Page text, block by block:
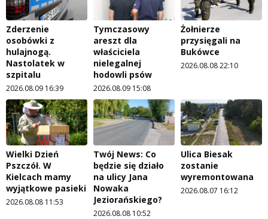
Zderzenie
osobówki z
hulajnogą.
Nastolatek w
szpitalu
2026.08.09 16:39
Tymczasowy
areszt dla
właściciela
nielegalnej
hodowli psów
2026.08.09 15:08
Żołnierze
przysięgali na
Bukówce
2026.08.08 22:10
Wielki Dzień
Pszczół. W
Kielcach mamy
wyjątkowe pasieki
2026.08.08 11:53
Twój News: Co
będzie się działo
na ulicy Jana
Nowaka
Jeziorańskiego?
2026.08.08 10:52
Ulica Biesak
zostanie
wyremontowana
2026.08.07 16:12